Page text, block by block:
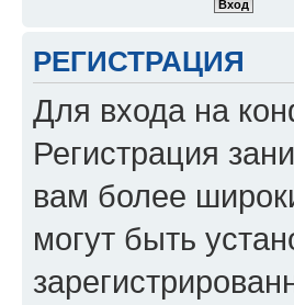
РЕГИСТРАЦИЯ
Для входа на
Регистрация
вам более
могут быть